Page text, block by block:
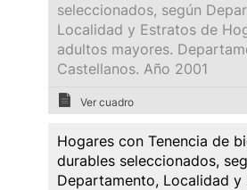
seleccionados, según
Localidad y Estratos de
adultos mayores.
Castellanos. Año 2001
Ver cuadro
Hogares con Tenencia de
durables seleccionados,
Departamento, Localidad y